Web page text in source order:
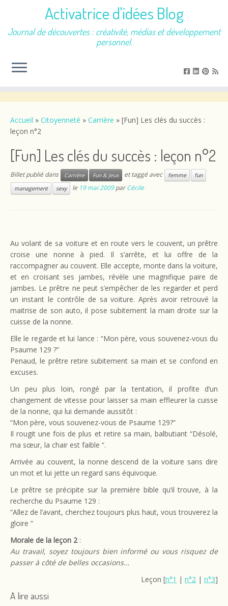
contenu
Activatrice d'idées Blog
Journal de découvertes : créativité, médias et développement
personnel.
Accueil » Citoyenneté » Carrière » [Fun] Les clés du succès :
leçon n°2
[Fun] Les clés du succès : leçon n°2
Billet publié dans Carrière Fun & Jeux et taggé avec femme
fun
management
sexy le 19 mai 2009 parCécile
Au volant de sa voiture et en route vers le couvent, un prêtre
croise une nonne à pied. Il s’arrête, et lui offre de la
raccompagner au couvent. Elle accepte, monte dans la voiture,
et en croisant ses jambes, révèle une magnifique paire de
jambes. Le prêtre ne peut s’empêcher de les regarder et perd
un instant le contrôle de sa voiture. Après avoir retrouvé la
maitrise de son auto, il pose subitement la main droite sur la
cuisse de la nonne.
Elle le regarde et lui lance : “Mon père, vous souvenez-vous du
Psaume 129 ?”
Penaud, le prêtre retire subitement sa main et se confond en
excuses.
Un peu plus loin, rongé par la tentation, il profite d’un
changement de vitesse pour laisser sa main effleurer la cuisse
de la nonne, qui lui demande aussitôt :
“Mon père, vous souvenez-vous de Psaume 129?”
Il rougit une fois de plus et retire sa main, balbutiant “Désolé,
ma sœur, la chair est faible “.
Arrivée au couvent, la nonne descend de la voiture sans dire
un mot et lui jette un regard sans équivoque.
Le prêtre se précipite sur la première bible qu’il trouve, à la
recherche du Psaume 129 :
“Allez de l’avant, cherchez toujours plus haut, vous trouverez la
gloire ”
Morale de la leçon 2 :
Au travail, soyez toujours bien informé ou vous risquez de
passer à côté de belles occasions…
Leçon [n°1 | n°2 | n°3]
A lire aussi